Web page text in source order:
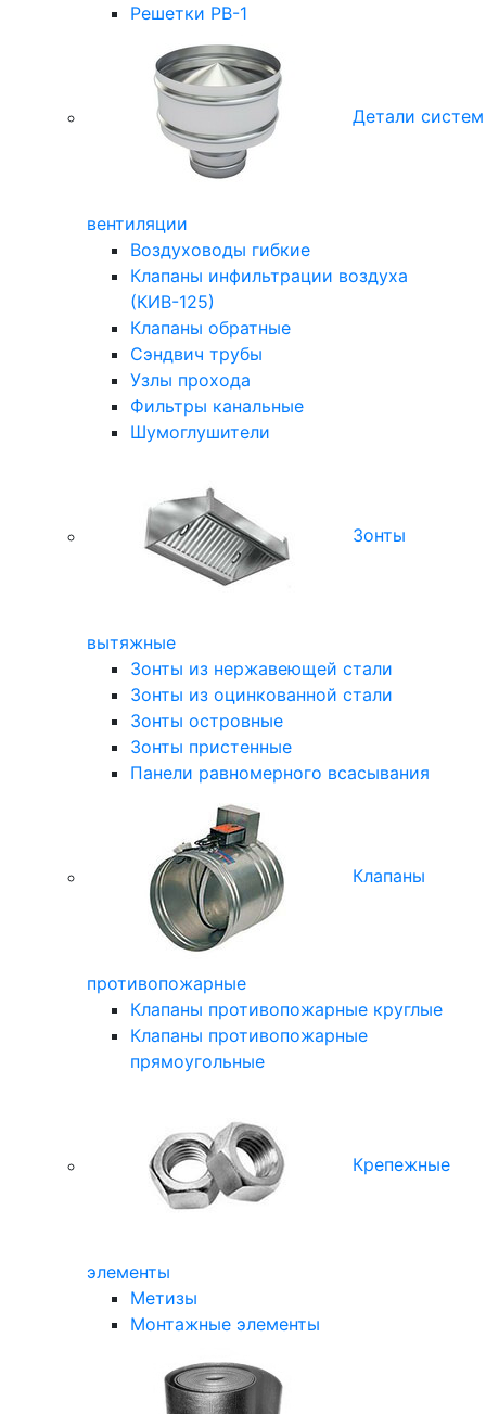
Решетки РВ-1
Детали систем
вентиляции
Воздуховоды гибкие
Клапаны инфильтрации воздуха
(КИВ-125)
Клапаны обратные
Сэндвич трубы
Узлы прохода
Фильтры канальные
Шумоглушители
Зонты
вытяжные
Зонты из нержавеющей стали
Зонты из оцинкованной стали
Зонты островные
Зонты пристенные
Панели равномерного всасывания
Клапаны
противопожарные
Клапаны противопожарные круглые
Клапаны противопожарные
прямоугольные
Крепежные
элементы
Метизы
Монтажные элементы